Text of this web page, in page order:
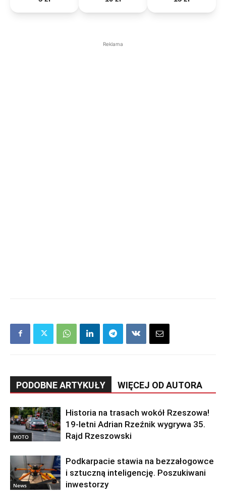
Reklama
PODOBNE ARTYKUŁY WIĘCEJ OD AUTORA
MOTO
Historia na trasach wokół Rzeszowa!
19-letni Adrian Rzeźnik wygrywa 35.
Rajd Rzeszowski
News
Podkarpacie stawia na bezzałogowce
i sztuczną inteligencję. Poszukiwani
inwestorzy